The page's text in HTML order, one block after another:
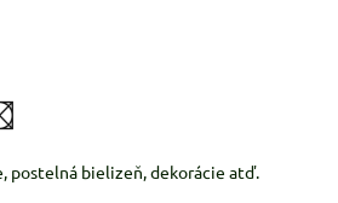
postelná bielizeň, dekorácie atď.